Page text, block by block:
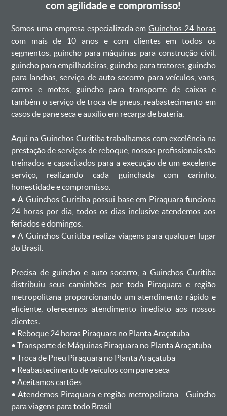
com agilidade e compromisso!
Somos uma empresa especializada emGuinchos 24 horas
com mais de 10 anos e com clientes em todos os
segmentos, guincho para máquinas para construção civil,
guincho para empilhadeiras, guincho para tratores, guincho
para lanchas, serviço de auto socorro para veículos, vans,
carros e motos, guincho para transporte de caixas e
também o serviço de troca de pneus, reabastecimento em
casos de pane seca e auxílio em recarga de bateria. ㅤㅤ
Aqui na Guinchos Curitiba trabalhamos com excelência na
prestação de serviços de reboque, nossos profissionais são
treinados e capacitados para a execução de um excelente
serviço, realizando cada guinchada com carinho,
honestidade e compromisso.
ㅤㅤ• A Guinchos Curitiba possui base em Piraquara funciona
24 horas por dia, todos os dias inclusive atendemos aos
feriados e domingos.
ㅤㅤ• A Guinchos Curitiba realiza viagens para qualquer lugar
do Brasil.
Precisa de guinchoe auto socorro , a Guinchos Curitiba
distribuiu seus caminhões por toda Piraquara e região
metropolitana proporcionando um atendimento rápido e
eficiente, oferecemos atendimento imediato aos nossos
clientes.
ㅤㅤ• Reboque 24 horas Piraquara no Planta Araçatuba
ㅤㅤ• Transporte de Máquinas Piraquara no Planta Araçatuba
ㅤㅤ• Troca de Pneu Piraquara no Planta Araçatuba
ㅤㅤ• Reabastecimento de veículos com pane seca
ㅤㅤ• Aceitamos cartões
ㅤㅤ• Atendemos Piraquara e região metropolitana -Guincho
para viagenspara todo Brasil